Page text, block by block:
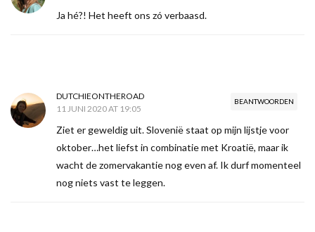
Ja hé?! Het heeft ons zó verbaasd.
BEANTWOORDEN
DUTCHIEONTHEROAD
11 JUNI 2020 AT 19:05
Ziet er geweldig uit. Slovenië staat op mijn lijstje voor
oktober…het liefst in combinatie met Kroatië, maar ik
wacht de zomervakantie nog even af. Ik durf momenteel
nog niets vast te leggen.